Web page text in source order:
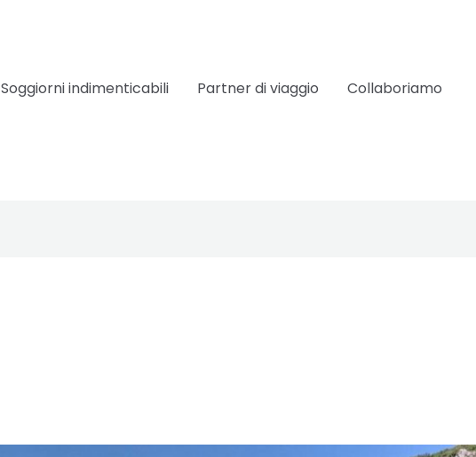
Soggiorni indimenticabili Partner di viaggio
Collaboriamo